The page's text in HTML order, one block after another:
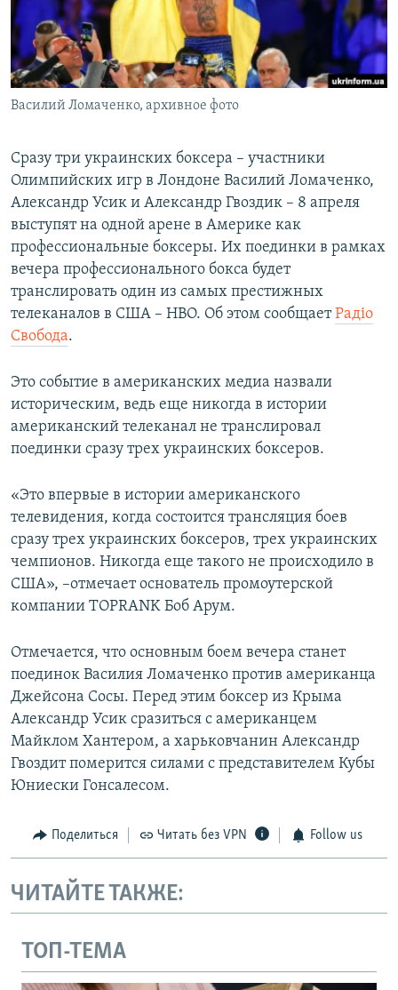
ПОБЕДИТЕЛЕЙ НЕ СУДЯТ?
КРЫМ.НЕПОКОРЕННЫЙ
ELIFBE
УКРАИНСКАЯ ПРОБЛЕМА КРЫМА
ПРИСОЕДИНЯЙТЕСЬ!
Василий Ломаченко, архивное фото
Сразу три украинских боксера – участники
Олимпийских игр в Лондоне Василий Ломаченко,
Александр Усик и Александр Гвоздик – 8 апреля
выступят на одной арене в Америке как
профессиональные боксеры. Их поединки в рамках
вечера профессионального бокса будет
транслировать один из самых престижных
телеканалов в США – HBO. Об этом сообщаетРадіо
Свобода.
Это событие в американских медиа назвали
историческим, ведь еще никогда в истории
американский телеканал не транслировал
поединки сразу трех украинских боксеров.
«Это впервые в истории американского
телевидения, когда состоится трансляция боев
сразу трех украинских боксеров, трех украинских
чемпионов. Никогда еще такого не происходило в
США», –отмечает основатель промоутерской
компании TOPRANK Боб Арум.
Отмечается, что основным боем вечера станет
поединок Василия Ломаченко против американца
Джейсона Сосы. Перед этим боксер из Крыма
Александр Усик сразиться с американцем
Майклом Хантером, а харьковчанин Александр
Гвоздит померится силами с представителем Кубы
Юниески Гонсалесом.
Поделиться Читать без VPN Follow us
ЧИТАЙТЕ ТАКЖЕ:
ТОП-ТЕМА